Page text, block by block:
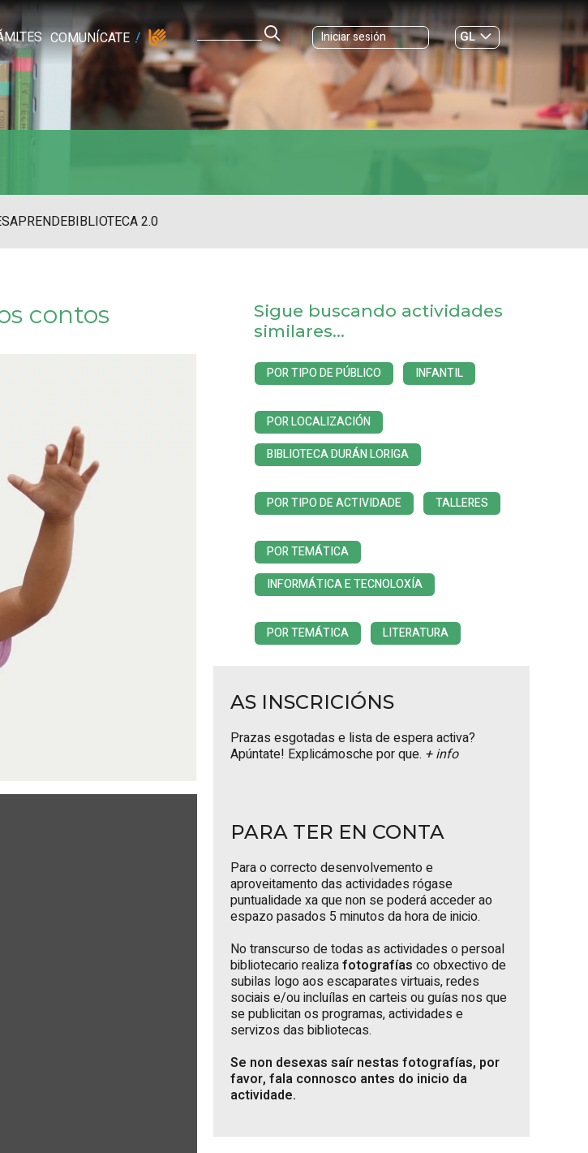
COMUNÍCATE Iniciar sesión
GL
ES|
APRENDEBIBLIOTECA 2.0
contos
Sigue buscando actividades
similares...
POR TIPO DE PÚBLICO INFANTIL
POR LOCALIZACIÓN
BIBLIOTECA DURÁN LORIGA
POR TIPO DE ACTIVIDADE TALLERES
POR TEMÁTICA
INFORMÁTICA E TECNOLOXÍA
POR TEMÁTICA LITERATURA
AS INSCRICIÓNS
Prazas esgotadas e lista de espera activa?
Apúntate! Explicámosche por que. + info
PARA TER EN CONTA
Para o correcto desenvolvemento e
aproveitamento das actividades rógase
puntualidade xa que non se poderá acceder ao
espazo pasados 5 minutos da hora de inicio.
No transcurso de todas as actividades o persoal
bibliotecario realizafotografías co obxectivo de
subilas logo aos escaparates virtuais, redes
sociais e/ou incluílas en carteis ou guías nos que
se publicitan os programas, actividades e
servizos das bibliotecas.
Se non desexas saír nestas fotografías, por
favor, fala connosco antes do inicio da
actividade.